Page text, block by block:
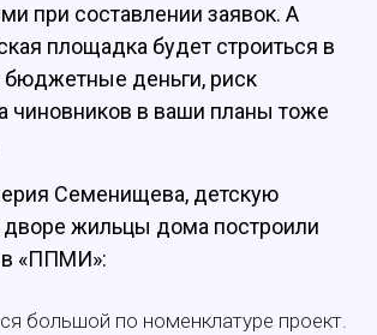
при составлении заявок. А
площадка будет строиться в
бюджетные деньги, риск
чиновников в ваши планы тоже
Семенищева, детскую
жильцы дома построили
в «ППМИ»:
большой по номенклатуре проект.